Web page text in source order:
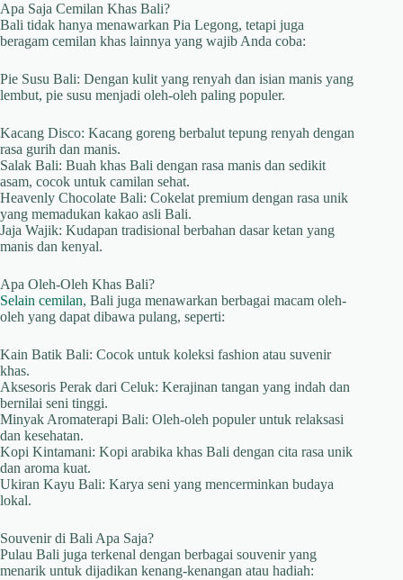
Apa Saja Cemilan Khas Bali?
Bali tidak hanya menawarkan Pia Legong, tetapi juga
beragam cemilan khas lainnya yang wajib Anda coba:
Pie Susu Bali: Dengan kulit yang renyah dan isian manis yang
lembut, pie susu menjadi oleh-oleh paling populer.
Kacang Disco: Kacang goreng berbalut tepung renyah dengan
rasa gurih dan manis.
Salak Bali: Buah khas Bali dengan rasa manis dan sedikit
asam, cocok untuk camilan sehat.
Heavenly Chocolate Bali: Cokelat premium dengan rasa unik
yang memadukan kakao asli Bali.
Jaja Wajik: Kudapan tradisional berbahan dasar ketan yang
manis dan kenyal.
Apa Oleh-Oleh Khas Bali?
Selain cemilan, Bali juga menawarkan berbagai macam oleh-
oleh yang dapat dibawa pulang, seperti:
Kain Batik Bali: Cocok untuk koleksi fashion atau suvenir
khas.
Aksesoris Perak dari Celuk: Kerajinan tangan yang indah dan
bernilai seni tinggi.
Minyak Aromaterapi Bali: Oleh-oleh populer untuk relaksasi
dan kesehatan.
Kopi Kintamani: Kopi arabika khas Bali dengan cita rasa unik
dan aroma kuat.
Ukiran Kayu Bali: Karya seni yang mencerminkan budaya
lokal.
Souvenir di Bali Apa Saja?
Pulau Bali juga terkenal dengan berbagai souvenir yang
menarik untuk dijadikan kenang-kenangan atau hadiah: